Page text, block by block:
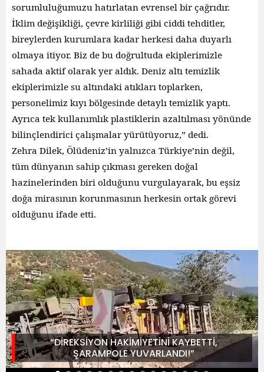
sorumluluğumuzu hatırlatan evrensel bir çağrıdır.
İklim değişikliği, çevre kirliliği gibi ciddi tehditler,
bireylerden kurumlara kadar herkesi daha duyarlı
olmaya itiyor. Biz de bu doğrultuda ekiplerimizle
sahada aktif olarak yer aldık. Deniz altı temizlik
ekiplerimizle su altındaki atıkları toplarken,
personelimiz kıyı bölgesinde detaylı temizlik yaptı.
Ayrıca tek kullanımlık plastiklerin azaltılması yönünde
bilinçlendirici çalışmalar yürütüyoruz,” dedi.
Zehra Dilek, Ölüdeniz’in yalnızca Türkiye’nin değil,
tüm dünyanın sahip çıkması gereken doğal
hazinelerinden biri olduğunu vurgulayarak, bu eşsiz
doğa mirasının korunmasının herkesin ortak görevi
olduğunu ifade etti.
“DİREKSİYON HAKİMİYETİNİ KAYBETTİ,
ŞARAMPOLE YUVARLANDI!”